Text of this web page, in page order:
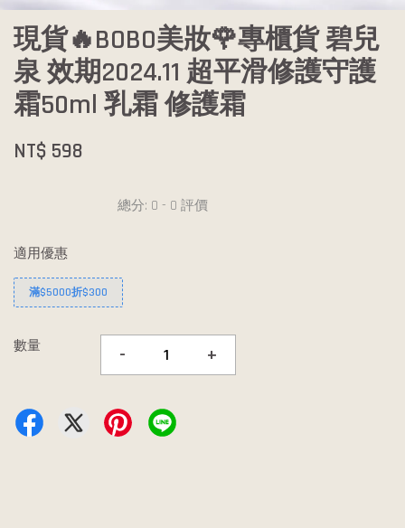
現貨🔥BOBO美妝🌹專櫃貨 碧兒
泉 效期2024.11 超平滑修護守護
霜50ml 乳霜 修護霜
NT$ 598
總分: 0 - 0 評價
適用優惠
滿$5000折$300
數量 - +